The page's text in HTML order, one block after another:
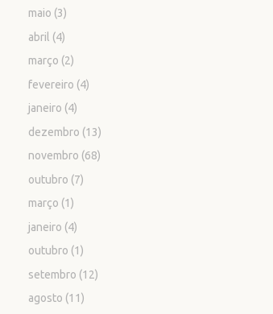
maio (3)
abril (4)
março (2)
fevereiro (4)
janeiro (4)
dezembro (13)
novembro (68)
outubro (7)
março (1)
janeiro (4)
outubro (1)
setembro (12)
agosto (11)